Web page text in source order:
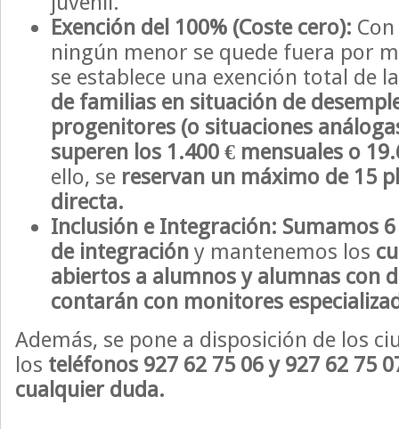
Exención del 100% (Coste cero):
ningún menor se quede fuera por
se establece una exención total de
de familias en situación de
progenitores (o situaciones
superen los 1.400 € mensuales o
ello, se reservan un máximo de 15
directa.
Inclusión e Integración: Sumamos
de integración y mantenemos los
abiertos a alumnos y alumnas con
contarán con monitores
Además, se pone a disposición de los
los teléfonos 927 62 75 06 y 927 62 75
cualquier duda.